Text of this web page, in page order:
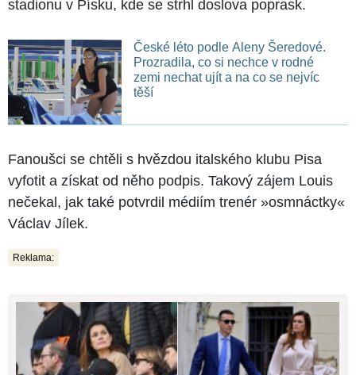
stadionu v Písku, kde se strhl doslova poprask.
České léto podle Aleny Šeredové.
Prozradila, co si nechce v rodné
zemi nechat ujít a na co se nejvíc
těší
Fanoušci se chtěli s hvězdou italského klubu Pisa
vyfotit a získat od něho podpis. Takový zájem Louis
nečekal, jak také potvrdil médiím trenér »osmnáctky«
Václav Jílek.
Reklama: